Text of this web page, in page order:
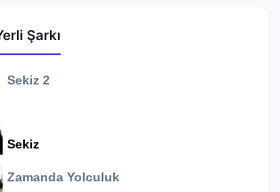
Şarkı
Sekiz 2
Sekiz
Zamanda Yolculuk